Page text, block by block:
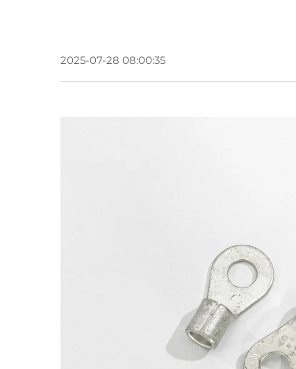
2025-07-28 08:00:35